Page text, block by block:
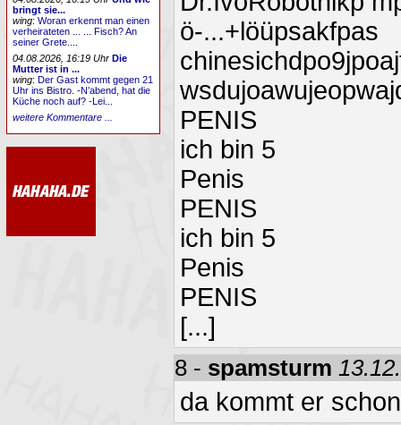
ö-...+löüpsakfpas
PENIS
ich bin 5
Penis
PENIS
ich bin 5
Penis
PENIS
[...]
8 - spamsturm
da kommt er
bringt sie...
wing:Woran erkennt man einen
verheirateten ... ... Fisch? An
seiner Grete....
04.08.2026, 16:19 Uhr Die
Mutter ist in ...
wing:Der Gast kommt gegen 21
Uhr ins Bistro. -N’abend, hat die
Küche noch auf? -Lei...
weitere Kommentare ...